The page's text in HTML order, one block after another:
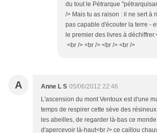
du tout le Pétrarque
/> Mais tu as raison : il ne sert à
pas capable d'écouter la terre -
le premier des livres à
<br /> <br /> <br /> <br />
A Anne L S 05/06/2012 22:46
L'ascension du mont Ventoux est d'une
temps de respirer cette sève des
les abeilles, de regarder là-bas ce
d'apercevoir là-haut<br /> ce caillou